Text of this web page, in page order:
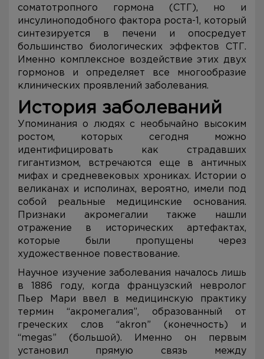
соматотропного гормона (СТГ), но и
инсулиноподобного фактора роста-1, который
синтезируется в печени и опосредует
большинство биологических эффектов СТГ.
Именно комплексное воздействие этих двух
гормонов и определяет все многообразие
клинических проявлений заболевания.
История заболеваний
Упоминания о людях с необычайно высоким
ростом, которых сегодня можно
идентифицировать как страдавших
гигантизмом, встречаются еще в античных
мифах и средневековых хрониках. Истории о
великанах и исполинах, вероятно, имели под
собой реальные медицинские основания.
Признаки акромегалии также нашли
отражение в исторических артефактах,
которые были пропущены через
художественное повествование.
Научное изучение заболевания началось лишь
в 1886 году, когда французский невролог
Пьер Мари ввел в медицинскую практику
термин “акромегалия”, образованный от
греческих слов “akron” (конечность) и
“megas” (большой). Именно он первым
установил прямую связь между